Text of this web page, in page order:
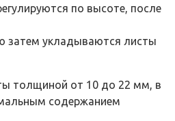
по высоте, после
затем укладываются листы
толщиной от 10 до 22 мм, в
содержанием